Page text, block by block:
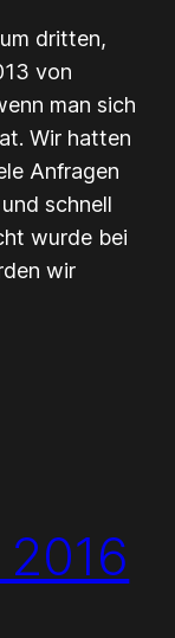
von
man sich
Wir hatten
Anfragen
schnell
wurde bei
wir